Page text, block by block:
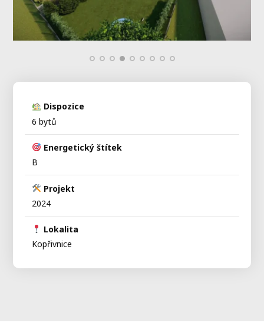
Dispozice
6 bytů
Energetický štítek
B
Projekt
2024
Lokalita
Kopřivnice